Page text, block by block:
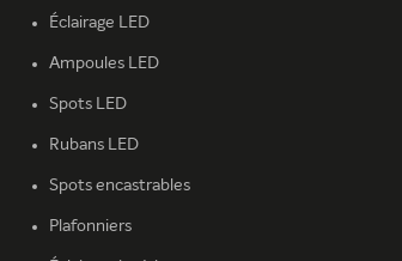
Éclairage LED
Ampoules LED
Spots LED
Rubans LED
Spots encastrables
Plafonniers